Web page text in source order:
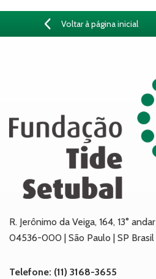
Voltar à página inicial
R. Jerônimo da Veiga, 164, 13° andar
04536-000 | São Paulo | SP Brasil
Telefone: (11) 3168-3655